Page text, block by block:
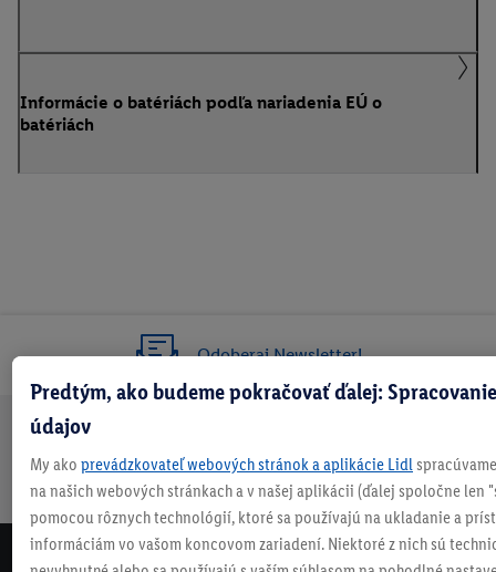
Informácie o batériách podľa nariadenia EÚ o
batériách
Odoberaj Newsletter!
zadarmo
nad 70 €¹
vrátenie
zadarmo
týždeň
niečo nové
Predtým, ako budeme pokračovať ďalej:
údajov
My ako prevádzkovateľ webových stránok a aplikácie Lidl
na našich webových stránkach a v našej aplikácii (ďalej spoločne len
pomocou rôznych technológií, ktoré sa používajú na ukladanie a
informáciám vo vašom koncovom zariadení. Niektoré z nich sú